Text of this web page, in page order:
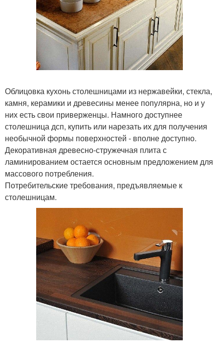
Облицовка кухонь столешницами из нержавейки, стекла,
камня, керамики и древесины менее популярна, но и у
них есть свои приверженцы. Намного доступнее
столешница дсп, купить или нарезать их для получения
необычной формы поверхностей - вполне доступно.
Декоративная древесно-стружечная плита с
ламинированием остается основным предложением для
массового потребления.
Потребительские требования, предъявляемые к
столешницам.